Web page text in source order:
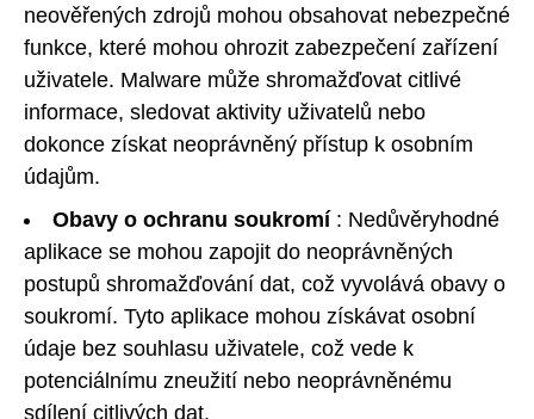
neověřených zdrojů mohou obsahovat nebezpečné
funkce, které mohou ohrozit zabezpečení zařízení
uživatele. Malware může shromažďovat citlivé
informace, sledovat aktivity uživatelů nebo
dokonce získat neoprávněný přístup k osobním
údajům.
Obavy o ochranu soukromí: Nedůvěryhodné
aplikace se mohou zapojit do neoprávněných
postupů shromažďování dat, což vyvolává obavy o
soukromí. Tyto aplikace mohou získávat osobní
údaje bez souhlasu uživatele, což vede k
potenciálnímu zneužití nebo neoprávněnému
sdílení citlivých dat.